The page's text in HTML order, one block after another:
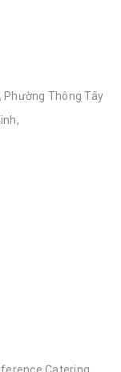
Phường Thông Tây